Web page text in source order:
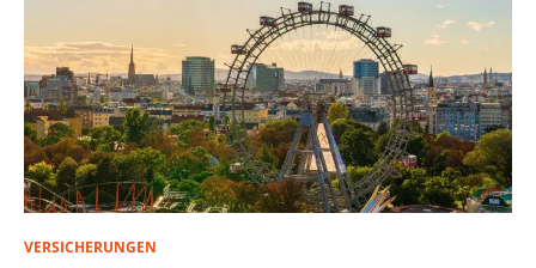
VERSICHERUNGEN